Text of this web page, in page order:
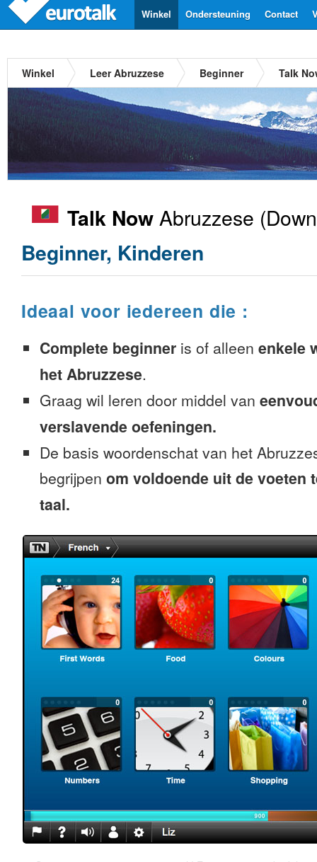
Contact
Ondersteuning
Winkel
Winkel Leer Abruzzese Beginner Talk
Talk Now Abruzzese
Beginner, Kinderen
Ideaal voor iedereen die :
Complete beginner is of alleen enkele
het Abruzzese.
Graag wil leren door middel van
verslavende oefeningen.
De basis woordenschat van het
begrijpen om voldoende uit de voeten
taal.